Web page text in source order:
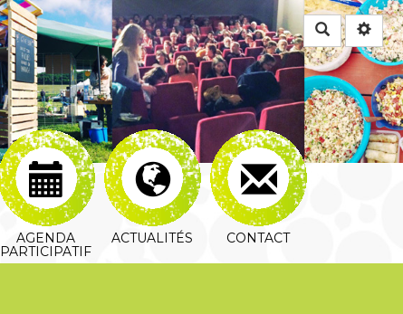
Rechercher
AGENDA
PARTICIPATIF
ACTUALITÉS CONTACT